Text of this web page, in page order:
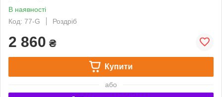
В наявності
Код: 77-G
Роздріб
2 860 ₴
Купити
або